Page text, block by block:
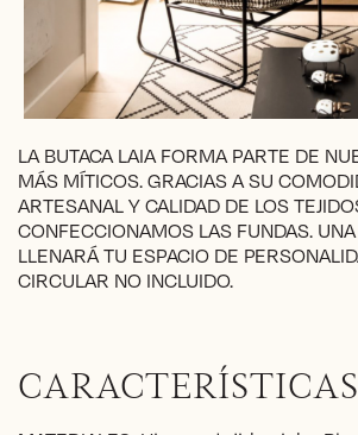
LA BUTACA LAIA FORMA PARTE DE
MÁS MÍTICOS. GRACIAS A SU
ARTESANAL Y CALIDAD DE LOS
CONFECCIONAMOS LAS FUNDAS.
LLENARÁ TU ESPACIO DE
CIRCULAR NO INCLUIDO.
CARACTERÍSTICAS